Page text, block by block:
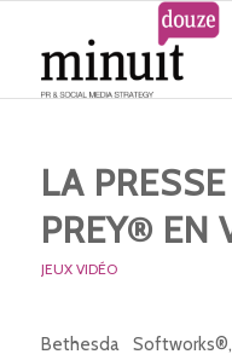
LA
PREY® EN
JEUX VIDÉO
Bethesda